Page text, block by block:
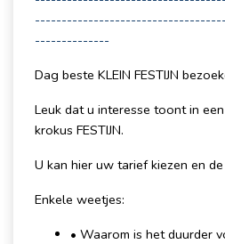
--------------
Dag beste KLEIN FESTIJN
Leuk dat u interesse toont in
krokus FESTIJN.
U kan hier uw tarief kiezen en
Enkele weetjes:
• Waarom is het duurder